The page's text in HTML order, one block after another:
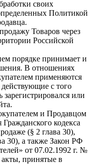
своих
Политикой
Товаров через
Российской
порядке принимает и
В отношениях
применяются
с того
или
и Продавцом
кодекса
(§ 2 глава 30),
30), а также Закон РФ
от 07.02.1992 г. №
принятые в